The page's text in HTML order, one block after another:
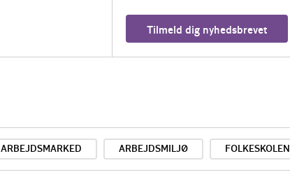
Tilmeld dig nyhedsbrevet
ARBEJDSMARKED ARBEJDSMILJØ FOLKESKOLEN